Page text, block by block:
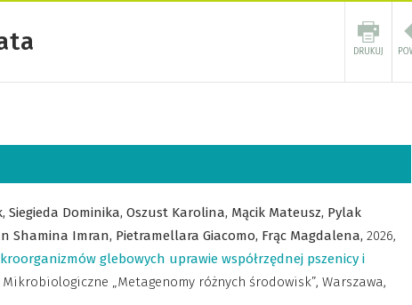
Siegieda Dominika, Oszust Karolina, Mącik Mateusz, Pylak
Shamina Imran, Pietramellara Giacomo, Frąc Magdalena, 2026,
glebowych uprawie współrzędnej pszenicy i
„Metagenomy różnych środowisk”, Warszawa,